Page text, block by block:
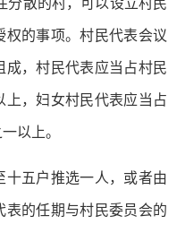
权的事项。村民代表会议
成，村民代表应当占村民
上，妇女村民代表应当占
以上。
五户推选一人，或者由
表的任期与村民委员会的